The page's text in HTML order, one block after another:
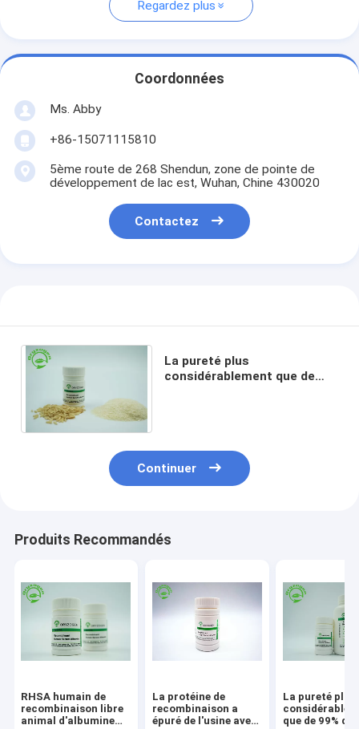
Regardez plus
Coordonnées
Ms. Abby
+86-15071115810
5ème route de 268 Shendun, zone de pointe de
développement de lac est, Wuhan, Chine 430020
Contactez
La pureté plus
considérablement que de
Continuer
Produits Recommandés
RHSA humain de
recombinaison libre
animal d'albumine
La protéine de
recombinaison a
épuré de l'usine avec
La pureté plus
que de 99% de